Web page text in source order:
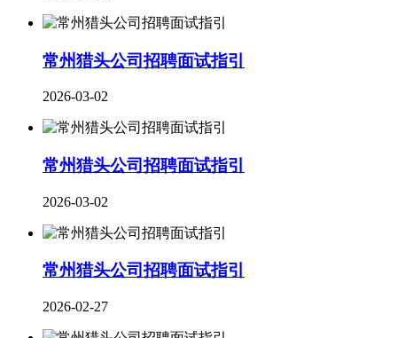
常州猎头公司招聘面试指引
2026-03-02
常州猎头公司招聘面试指引
2026-03-02
​常州猎头公司招聘面试指引
2026-02-27